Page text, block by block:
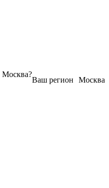
Москва
Ваш регион
Москва?